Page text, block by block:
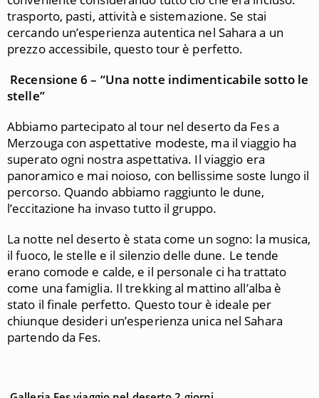
trasporto, pasti, attività e sistemazione. Se stai
cercando un’esperienza autentica nel Sahara a un
prezzo accessibile, questo tour è perfetto.
Recensione 6 – “Una notte indimenticabile sotto le
stelle”
Abbiamo partecipato al tour nel deserto da Fes a
Merzouga con aspettative modeste, ma il viaggio ha
superato ogni nostra aspettativa. Il viaggio era
panoramico e mai noioso, con bellissime soste lungo il
percorso. Quando abbiamo raggiunto le dune,
l’eccitazione ha invaso tutto il gruppo.
La notte nel deserto è stata come un sogno: la musica,
il fuoco, le stelle e il silenzio delle dune. Le tende
erano comode e calde, e il personale ci ha trattato
come una famiglia. Il trekking al mattino all’alba è
stato il finale perfetto. Questo tour è ideale per
chiunque desideri un’esperienza unica nel Sahara
partendo da Fes.